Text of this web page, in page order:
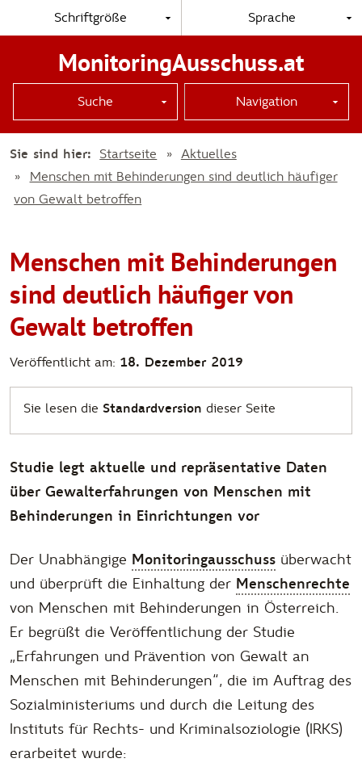
Schriftgröße Sprache
MonitoringAusschuss.at
Suche Navigation
Sie sind hier: Startseite
Aktuelles
Menschen mit Behinderungen sind deutlich häufiger
von Gewalt betroffen
Sie lesen die Standardversion dieser Seite
Menschen mit Behinderungen
sind deutlich häufiger von
Gewalt betroffen
Veröffentlicht am: 18. Dezember 2019
Studie legt aktuelle und repräsentative Daten
über Gewalterfahrungen von Menschen mit
Behinderungen in Einrichtungen vor
Der Unabhängige Monitoringausschuss überwacht
und überprüft die Einhaltung der Menschenrechte
von Menschen mit Behinderungen in Österreich.
Er begrüßt die Veröffentlichung der Studie
„Erfahrungen und Prävention von Gewalt an
Menschen mit Behinderungen“, die im Auftrag des
Sozialministeriums und durch die Leitung des
Instituts für Rechts- und Kriminalsoziologie (IRKS)
erarbeitet wurde: